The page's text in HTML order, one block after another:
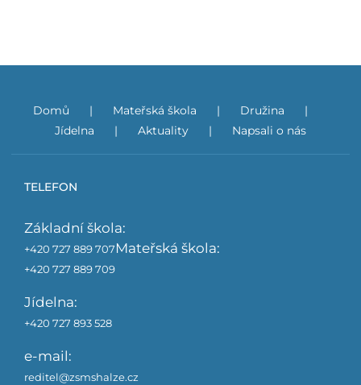
Domů Mateřská škola
Družina
Jídelna
Aktuality Napsali o nás
TELEFON
Základní škola:
+420 727 889 707Mateřská škola:
+420 727 889 709
Jídelna:
+420 727 893 528
e-mail:
reditel@zsmshalze.cz